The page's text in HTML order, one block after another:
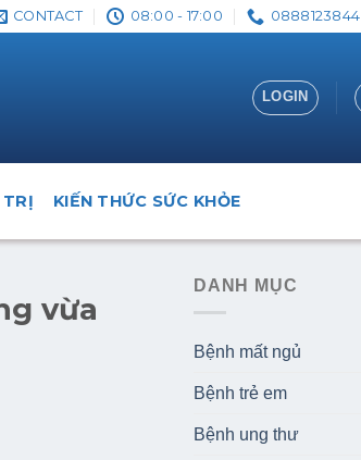
CONTACT 08:00 - 17:00 0888123844
LOGIN
TRỊ KIẾN THỨC SỨC KHỎE
vừa
DANH MỤC
Bệnh mất ngủ
Bệnh trẻ em
Bệnh ung thư